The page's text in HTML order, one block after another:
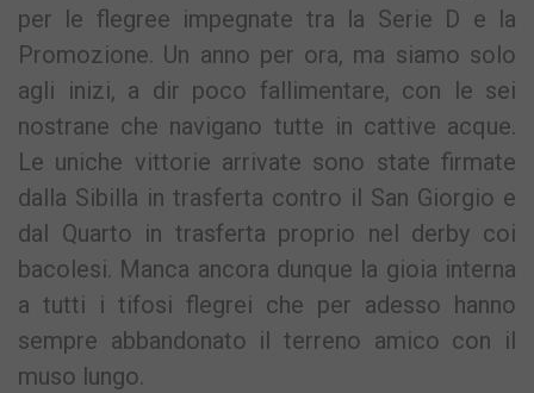
per le flegree impegnate tra la Serie D e la
Promozione. Un anno per ora, ma siamo solo
agli inizi, a dir poco fallimentare, con le sei
nostrane che navigano tutte in cattive acque.
Le uniche vittorie arrivate sono state firmate
dalla Sibilla in trasferta contro il San Giorgio e
dal Quarto in trasferta proprio nel derby coi
bacolesi. Manca ancora dunque la gioia interna
a tutti i tifosi flegrei che per adesso hanno
sempre abbandonato il terreno amico con il
muso lungo.